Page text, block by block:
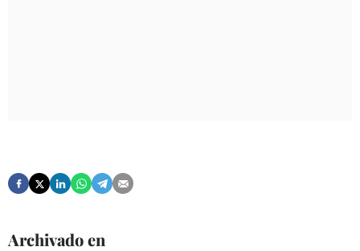
Archivado en